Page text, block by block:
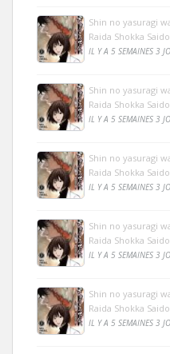
Shin no yasuragi
Raida Shokka
IL Y A 5 SEMAINES 3
Shin no yasuragi
Raida Shokka
IL Y A 5 SEMAINES 3
Shin no yasuragi
Raida Shokka
IL Y A 5 SEMAINES 3
Shin no yasuragi
Raida Shokka
IL Y A 5 SEMAINES 3
Shin no yasuragi
Raida Shokka
IL Y A 5 SEMAINES 3